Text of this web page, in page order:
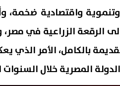
واقتصادية ضخمة،
القديمة بالكامل، الأمر
المصرية خلال السنوات